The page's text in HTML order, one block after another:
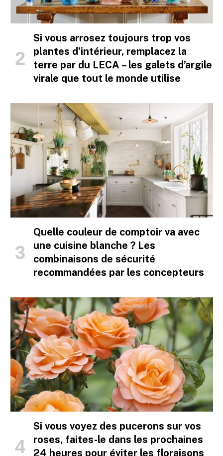
Si vous arrosez toujours trop vos
plantes d’intérieur, remplacez la
terre par du LECA – les galets d’argile
virale que tout le monde utilise
Quelle couleur de comptoir va avec
une cuisine blanche ? Les
combinaisons de sécurité
recommandées par les concepteurs
Si vous voyez des pucerons sur vos
roses, faites-le dans les prochaines
24 heures pour éviter les floraisons